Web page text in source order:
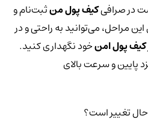
در صرافیکیف پول منثبت‌نام و
مراحل، می‌توانید به راحتی و در
پول امنخود نگهداری کنید.
و سرعت بالای
تغییر است؟